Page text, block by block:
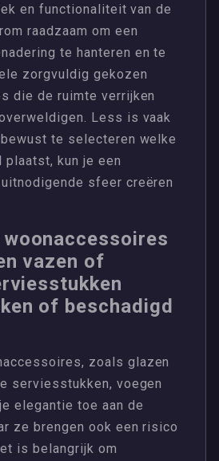
en functionaliteit van de
raadzaam om een
te hanteren en te
zorgvuldig gekozen
die de ruimte verrijken
Less is vaak
te selecteren welke
kun je een
sfeer creëren
vazen of
of beschadigd
zoals glazen
serviesstukken, voegen
elegantie toe aan de
ze brengen ook een risico
is belangrijk om